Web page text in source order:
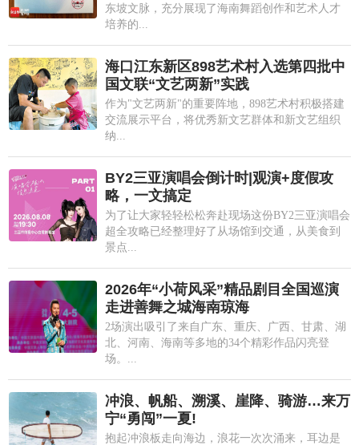
东坡文脉，充分展现了海南舞蹈创作和艺术人才
培养的...
海口江东新区898艺术村入选第四批中
国文联“文艺两新”实践
作为"文艺两新"的重要阵地，898艺术村积极搭建
交流展示平台，将优秀新文艺群体和新文艺组织
纳...
BY2三亚演唱会倒计时|观演+度假攻
略，一文搞定
为了让大家轻轻松松奔赴现场这份BY2三亚演唱会
超全攻略已经整理好了从场馆到交通，从美食到
景点...
2026年“小荷风采”精品剧目全国巡演
走进善舞之城海南琼海
2场演出吸引了来自广东、重庆、广西、甘肃、湖
北、河南、海南等多地的34个精彩作品闪亮登
场。...
冲浪、帆船、溯溪、崖降、骑游…来万
宁“勇闯”一夏!
抱起冲浪板走向海边，浪花一次次涌来，耳边是